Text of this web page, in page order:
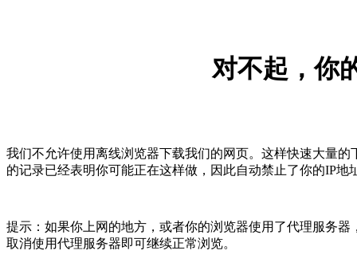
对不起，你
我们不允许使用离线浏览器下载我们的网页。这样快速大量
的记录已经表明你可能正在这样做，因此自动禁止了你的IP
提示：如果你上网的地方，或者你的浏览器使用了代理服务
取消使用代理服务器即可继续正常浏览。